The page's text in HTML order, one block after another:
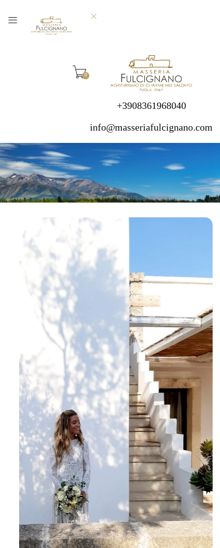
0
+3908361968040
info@masseriafulcignano.com